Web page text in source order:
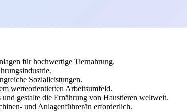
für hochwertige Tiernahrung.
Sozialleistungen.
werteorientierten Arbeitsumfeld.
und gestalte die Ernährung von Haustieren weltweit.
und Anlagenführer/in erforderlich.